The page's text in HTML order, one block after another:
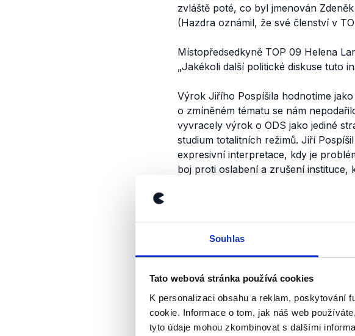
Souhlas
Tato webová stránka používá cookies
K personalizaci obsahu a reklam, poskytování
cookie. Informace o tom, jak náš web
tyto údaje mohou zkombinovat s dalšími
zvláště poté, co byl jmenován
(Hazdra oznámil, že své členství v
Místopředsedkyně TOP 09 Helena
„Jakékoli další politické diskuse tuto
Výrok Jiřího Pospíšila hodnotíme
o zmíněném tématu se nám
vyvracely výrok o ODS jako jediné
studium totalitních režimů. Jiří
expresivní interpretace, kdy je
boj proti oslabení a zrušení instituce,